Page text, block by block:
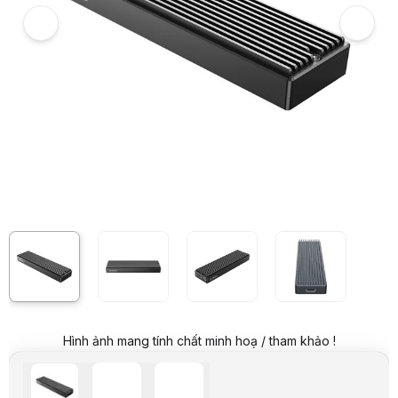
Giá đã bao gồm VAT
HDBO0165
Bảo hành:
Order trước – giao sau
Mua trả góp 0%
Sử dụng
Chip điều khiển Realtek RTL9210
Tản nhiệt cao cấp, Chế độ ngủ tự động sau khi không
Bộ sản phẩm gồm: Hộp đựng ổ cứng, ốc, vít, 2 dây
Hệ điều hành hỗ trợ: Windows/Mac/Linux
Hộp đựng ổ cứng SSD NVME M2 Sata Orico M2PV-C3-BK - Tốc độ
Hình ảnh mang tính chất minh hoạ / tham khảo !